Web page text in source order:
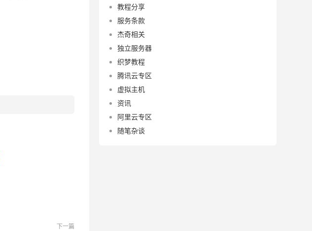
下一篇
教程分享
服务条款
杰奇相关
独立服务器
织梦教程
腾讯云专区
虚拟主机
资讯
阿里云专区
随笔杂谈